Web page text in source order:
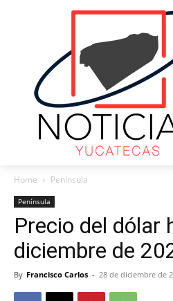
Home Península
Península
Precio del dólar
diciembre de
By Francisco Carlos - 28 de diciembre de